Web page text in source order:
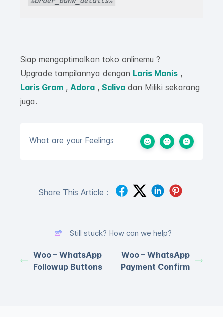
Siap mengoptimalkan toko onlinemu ?
Upgrade tampilannya dengan Laris Manis ,
Laris Gram , Adora , Saliva dan Miliki sekarang
juga.
What are your Feelings
Share This Article :
Still stuck? How can we help?
Woo – WhatsApp
Followup Buttons
Woo – WhatsApp
Payment Confirm